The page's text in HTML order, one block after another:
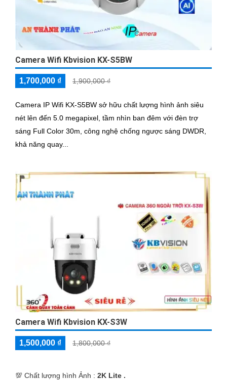
Camera Wifi Kbvision KX-S5BW
1,700,000 ₫ 1,900,000 ₫
Camera IP Wifi KX-S5BW sở hữu chất lượng hình ảnh siêu
nét lên đến 5.0 megapixel, tầm nhìn ban đêm với đèn trợ
sáng Full Color 30m, công nghệ chống ngược sáng DWDR,
khả năng quay...
Camera Wifi Kbvision KX-S3W
1,500,000 ₫ 1,800,000 ₫
💯 Chất lượng hình Ảnh : 2K Lite .